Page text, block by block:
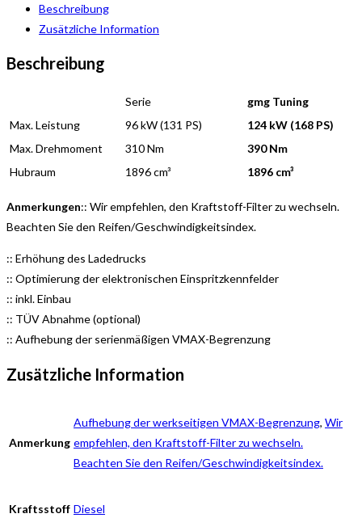
Beschreibung
Zusätzliche Information
Beschreibung
Serie
gmg Tuning
Max. Leistung
96 kW (131 PS)
124 kW (168 PS)
Max. Drehmoment
310 Nm
390 Nm
Hubraum
1896 cm³ 1896 cm³
Anmerkungen:: Wir empfehlen, den Kraftstoff-Filter zu wechseln.
Beachten Sie den Reifen/Geschwindigkeitsindex.
:: Erhöhung des Ladedrucks
:: Optimierung der elektronischen Einspritzkennfelder
:: inkl. Einbau
:: TÜV Abnahme (optional)
:: Aufhebung der serienmäßigen VMAX-Begrenzung
Zusätzliche Information
Anmerkung
Aufhebung der werkseitigen VMAX-Begrenzung, Wir
empfehlen, den Kraftstoff-Filter zu wechseln.
Beachten Sie den Reifen/Geschwindigkeitsindex.
Kraftsstoff Diesel